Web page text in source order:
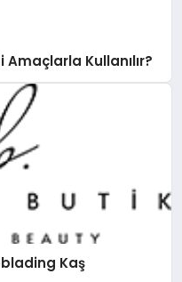
Kullanılır?
Kaş